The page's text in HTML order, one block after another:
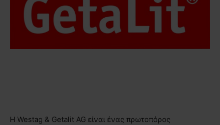
H Westag & Getalit AG είναι ένας πρωτοπόρος